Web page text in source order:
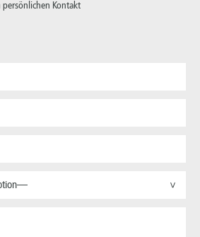
Kontakt
>